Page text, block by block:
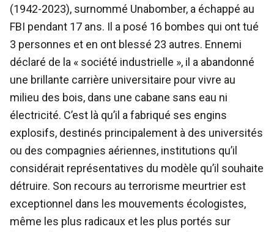
(1942-2023), surnommé Unabomber, a échappé au
FBI pendant 17 ans. Il a posé 16 bombes qui ont tué
3 personnes et en ont blessé 23 autres. Ennemi
déclaré de la « société industrielle », il a abandonné
une brillante carrière universitaire pour vivre au
milieu des bois, dans une cabane sans eau ni
électricité. C’est là qu’il a fabriqué ses engins
explosifs, destinés principalement à des universités
ou des compagnies aériennes, institutions qu’il
considérait représentatives du modèle qu’il souhaite
détruire. Son recours au terrorisme meurtrier est
exceptionnel dans les mouvements écologistes,
même les plus radicaux et les plus portés sur